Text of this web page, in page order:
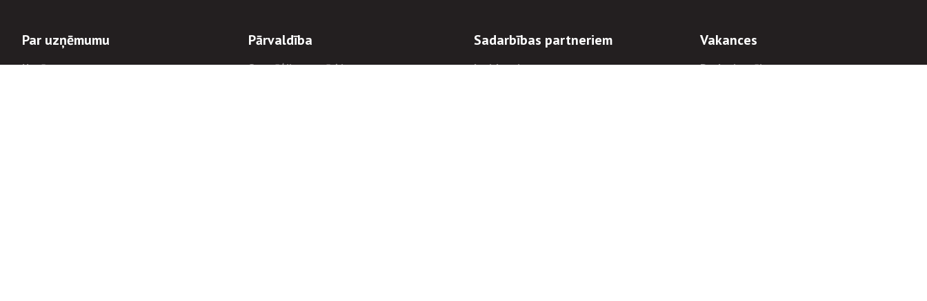
Par uzņēmumu
Uzņēmums
Pārvaldība
Stratēģija un mērķi
Sadarbības partneriem
Iepirkumi
Vakances
Darba iespējas